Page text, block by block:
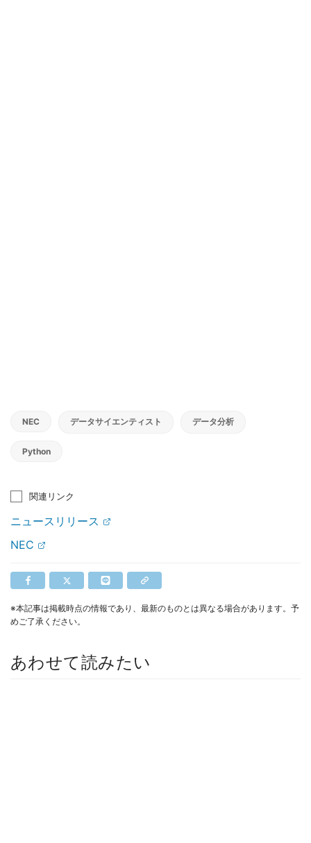
NEC データサイエンティスト データ分析
Python
関連リンク
ニュースリリース
NEC
※本記事は掲載時点の情報であり、最新のものとは異なる場合があります。予
めご了承ください。
あわせて読みたい